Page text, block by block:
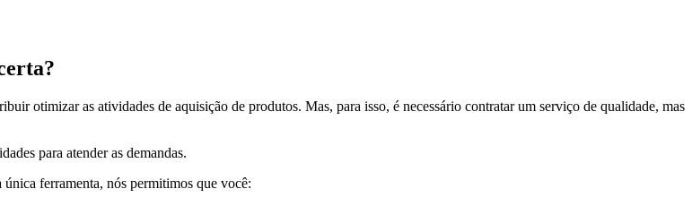
otimizar as atividades de aquisição de produtos. Mas, para isso, é necessário contratar um serviço de qualidade, mas
para atender as demandas.
única ferramenta, nós permitimos que você: